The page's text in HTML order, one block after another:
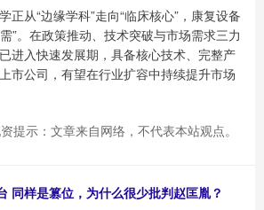
正从“边缘学科”走向“临床核心”，康复设备
”。在政策推动、技术突破与市场需求三力
进入快速发展期，具备核心技术、完整产
市公司，有望在行业扩容中持续提升市场
提示：文章来自网络，不代表本站观点。
同样是篡位，为什么很少批判赵匡胤？